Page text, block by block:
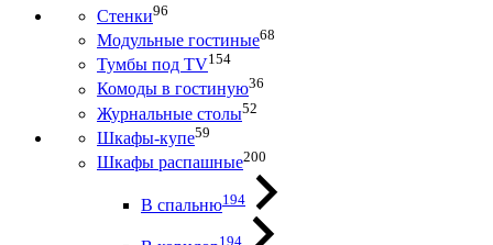
Стенки96
Модульные гостиные68
Тумбы под ТV154
Комоды в гостиную36
Журнальные столы52
Шкафы-купе59
Шкафы распашные200
В спальню194
194